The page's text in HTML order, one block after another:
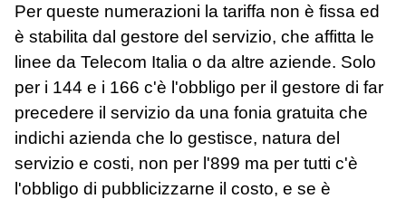
Per queste numerazioni la tariffa non è fissa ed
è stabilita dal gestore del servizio, che affitta le
linee da Telecom Italia o da altre aziende. Solo
per i 144 e i 166 c'è l'obbligo per il gestore di far
precedere il servizio da una fonia gratuita che
indichi azienda che lo gestisce, natura del
servizio e costi, non per l'899 ma per tutti c'è
l'obbligo di pubblicizzarne il costo, e se è